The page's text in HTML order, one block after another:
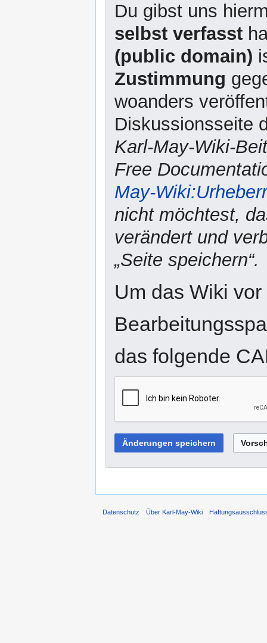
Du gibst uns
selbst verfasst
(public domain)
Zustimmung
woanders
Diskussionsseite
Karl-May-Wiki-
Free
May-
nicht möchtest,
verändert und
„Seite speichern“.
Um das Wiki
das folgende
Datenschutz Über Karl-May-Wiki